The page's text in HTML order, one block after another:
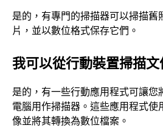
是的，有專門的掃描器可以掃描舊
片，並以數位格式保存它們。
我可以從行動裝置掃描文
是的，有一些行動應用程式可讓您
電腦用作掃描器。這些應用程式使
像並將其轉換為數位檔案。